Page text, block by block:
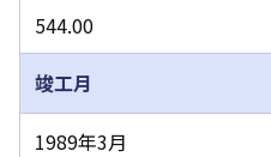
544.00
竣⼯月
1989年3月